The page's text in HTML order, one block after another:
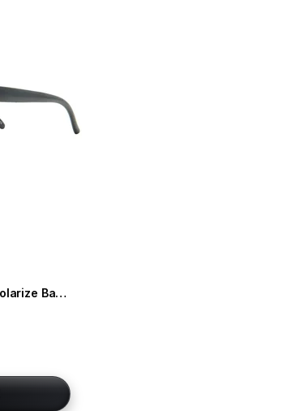
Mia Maria OF126-C3 56 Polarize Bayan Güneş Gözlüğü